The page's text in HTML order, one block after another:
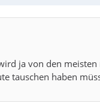
ja von den
tauschen haben